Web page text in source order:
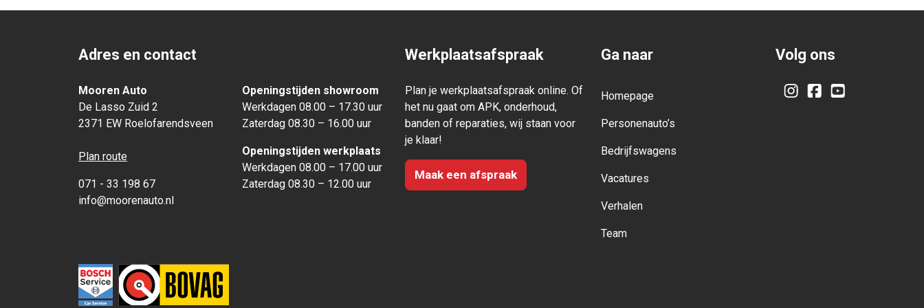
Adres en contact
Mooren Auto
De Lasso Zuid 2
2371 EW Roelofarendsveen
Plan route
071 - 33 198 67
info@moorenauto.nl
Openingstijden showroom
Werkdagen 08.00 – 17.30 uur
Zaterdag 08.30 – 16.00 uur
Openingstijden werkplaats
Werkdagen 08.00 – 17.00 uur
Zaterdag 08.30 – 12.00 uur
Werkplaatsafspraak
Plan je werkplaatsafspraak online. Of
het nu gaat om APK, onderhoud,
banden of reparaties, wij staan voor
je klaar!
Maak een afspraak
Ga naar
Homepage
Personenauto’s
Bedrijfswagens
Vacatures
Verhalen
Team
Volg ons
Instagram
FacebookYouTube